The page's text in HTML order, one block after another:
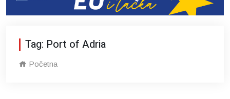
Tag: Port of Adria
Početna